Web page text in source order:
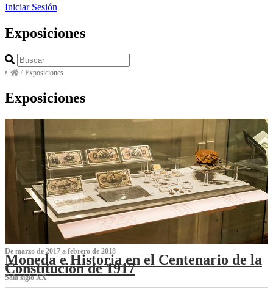
Iniciar Sesión
Exposiciones
/ Exposiciones
Exposiciones
De marzo de 2017 a febrero de 2018
Moneda e Historia en el Centenario de la
Constitución de 1917
Sala siglo XX